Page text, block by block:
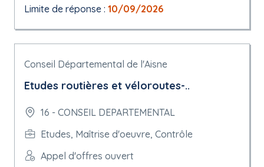
Limite de réponse : 10/09/2026
Conseil Départemental de l'Aisne
Etudes routières et véloroutes-..
16 - CONSEIL DEPARTEMENTAL
Etudes, Maîtrise d'oeuvre, Contrôle
Appel d'offres ouvert